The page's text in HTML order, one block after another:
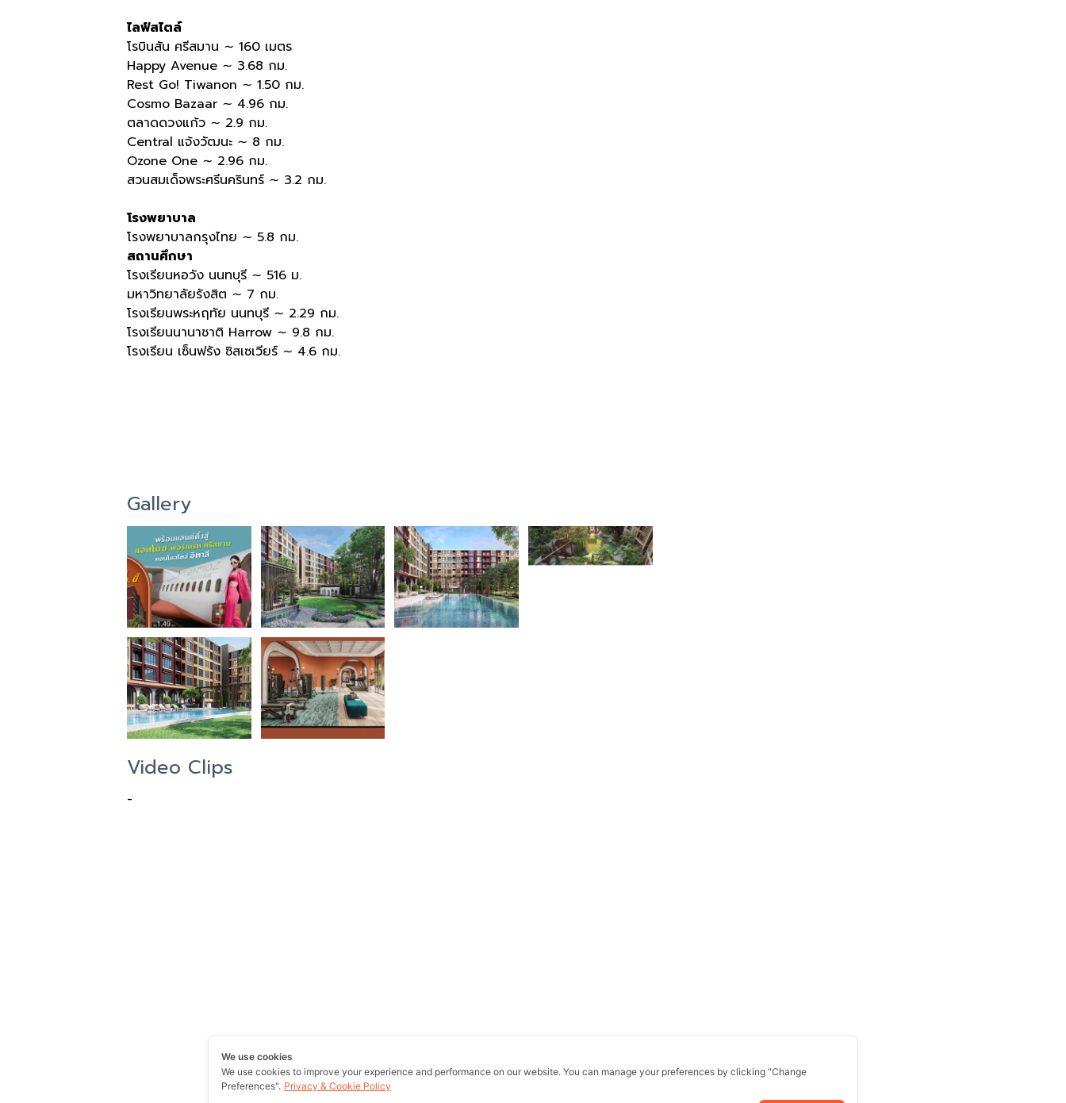
ไลฟ์สไตล์
โรบินสัน ศรีสมาน ∼ 160 เมตร
Happy Avenue ∼ 3.68 กม.
Rest Go! Tiwanon ∼ 1.50 กม.
Cosmo Bazaar ∼ 4.96 กม.
ตลาดดวงแก้ว ∼ 2.9 กม.
Central แจ้งวัฒนะ ∼ 8 กม.
Ozone One ∼ 2.96 กม.
สวนสมเด็จพระศรีนครินทร์ ∼ 3.2 กม.
โรงพยาบาล
โรงพยาบาลกรุงไทย ∼ 5.8 กม.
สถานศึกษา
โรงเรียนหอวัง นนทบุรี ∼ 516 ม.
มหาวิทยาลัยรังสิต ∼ 7 กม.
โรงเรียนพระหฤทัย นนทบุรี ∼ 2.29 กม.
โรงเรียนนานาชาติ Harrow ∼ 9.8 กม.
โรงเรียน เซ็นฟรัง ซิสเซเวียร์ ∼ 4.6 กม.
Gallery
Video Clips
-
We use cookies
We use cookies to improve your experience and performance on our website. You can manage your preferences by clicking "Change
Preferences". Privacy & Cookie Policy